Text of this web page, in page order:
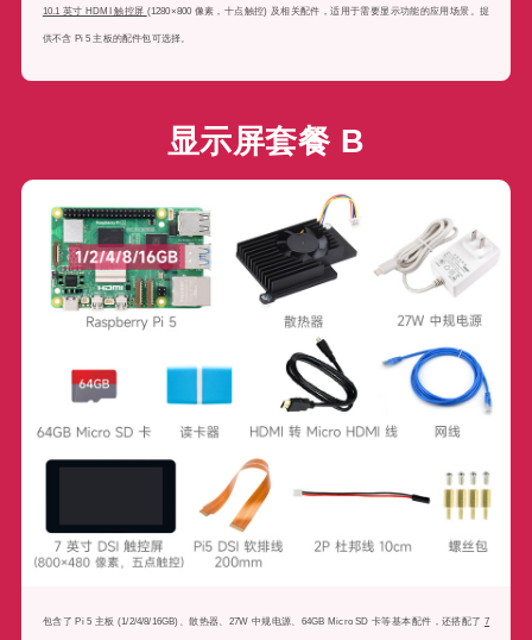
10.1 英寸 HDMI 触控屏 (1280×800 像素，十点触控) 及相关配件，适用于需要显示功能的应用场景。提
供不含 Pi 5 主板的配件包可选择。
显示屏套餐 B
包含了 Pi 5 主板 (1/2/4/8/16GB)、散热器、27W 中规电源、64GB Micro SD 卡等基本配件，还搭配了 7